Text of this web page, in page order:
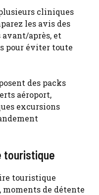
cliniques
les avis des
après, et
pour éviter toute
des packs
aéroport,
excursions
touristique
touristique
de détente